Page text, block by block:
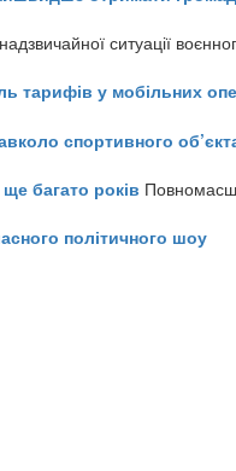
ситуації
тарифів у мобільних
спортивного
ще багато років
політичного шоу